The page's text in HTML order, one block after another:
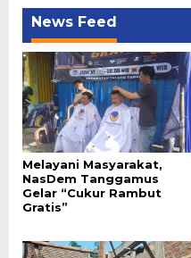
News Feed
Melayani Masyarakat,
NasDem Tanggamus
Gelar “Cukur Rambut
Gratis”